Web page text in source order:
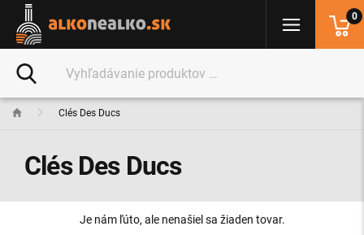
Clés Des Ducs
Clés Des Ducs
Je nám ľúto, ale nenašiel sa žiaden tovar.
0